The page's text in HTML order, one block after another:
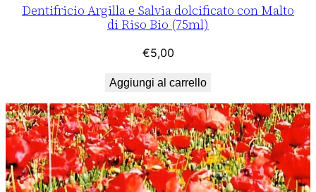
Dentifricio Argilla e Salvia dolcificato con Malto
di Riso Bio (75ml)
€5,00
Aggiungi al carrello